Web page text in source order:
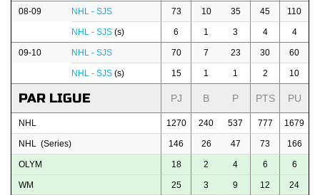
08-09 NHL - SJS 73 10 35 45 110
NHL - SJS (s) 6 1 3 4 4
09-10 NHL - SJS 70 7 23 30 60
NHL - SJS (s) 15 1 1 2 10
PAR LIGUE PJ B P PTS PU
NHL 1270 240 537 777 1679
NHL (Series) 146 26 47 73 166
OLYM 18 2 4 6 6
WM 25 3 9 12 24